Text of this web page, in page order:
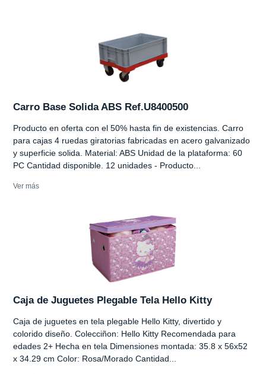
Carro Base Solida ABS Ref.U8400500
Producto en oferta con el 50% hasta fin de existencias. Carro
para cajas 4 ruedas giratorias fabricadas en acero galvanizado
y superficie solida. Material: ABS Unidad de la plataforma: 60
PC Cantidad disponible. 12 unidades - Producto...
Ver más
Caja de Juguetes Plegable Tela Hello Kitty
Caja de juguetes en tela plegable Hello Kitty, divertido y
colorido diseño. Colecciñon: Hello Kitty Recomendada para
edades 2+ Hecha en tela Dimensiones montada: 35.8 x 56x52
x 34.29 cm Color: Rosa/Morado Cantidad...